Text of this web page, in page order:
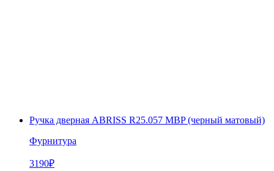
Ручка дверная ABRISS R25.057 MBP (черный матовый)
Фурнитура
3190₽